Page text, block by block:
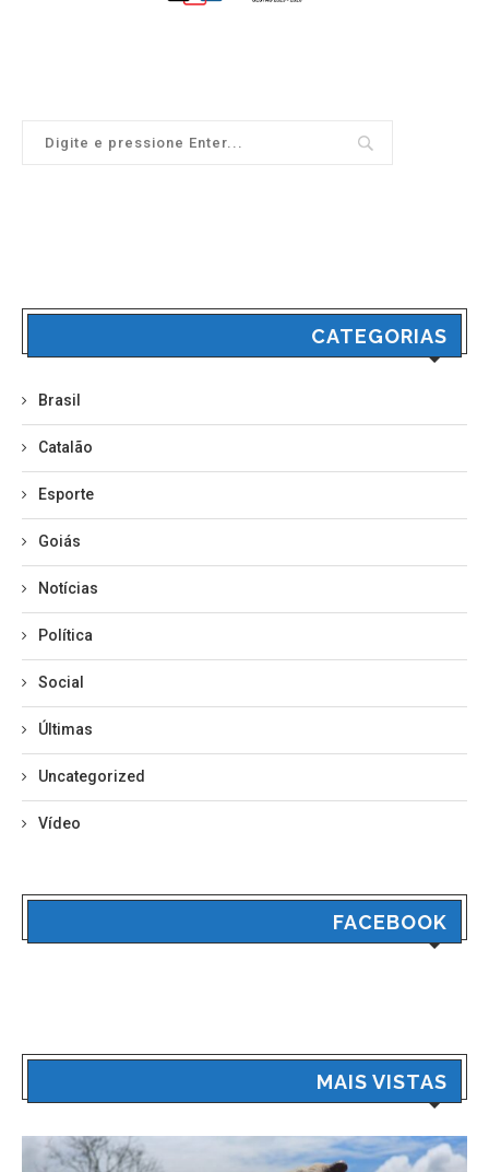
CATEGORIAS
Brasil
Catalão
Esporte
Goiás
Notícias
Política
Social
Últimas
Uncategorized
Vídeo
FACEBOOK
MAIS VISTAS